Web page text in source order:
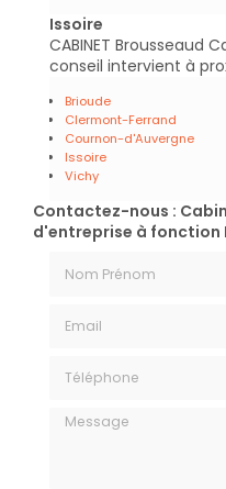
Issoire
CABINET Brousseaud
conseil intervient à
Brioude
Clermont-Ferrand
Cournon-d'Auvergne
Issoire
Vichy
Contactez-nous :
d'entreprise à fonction
Message